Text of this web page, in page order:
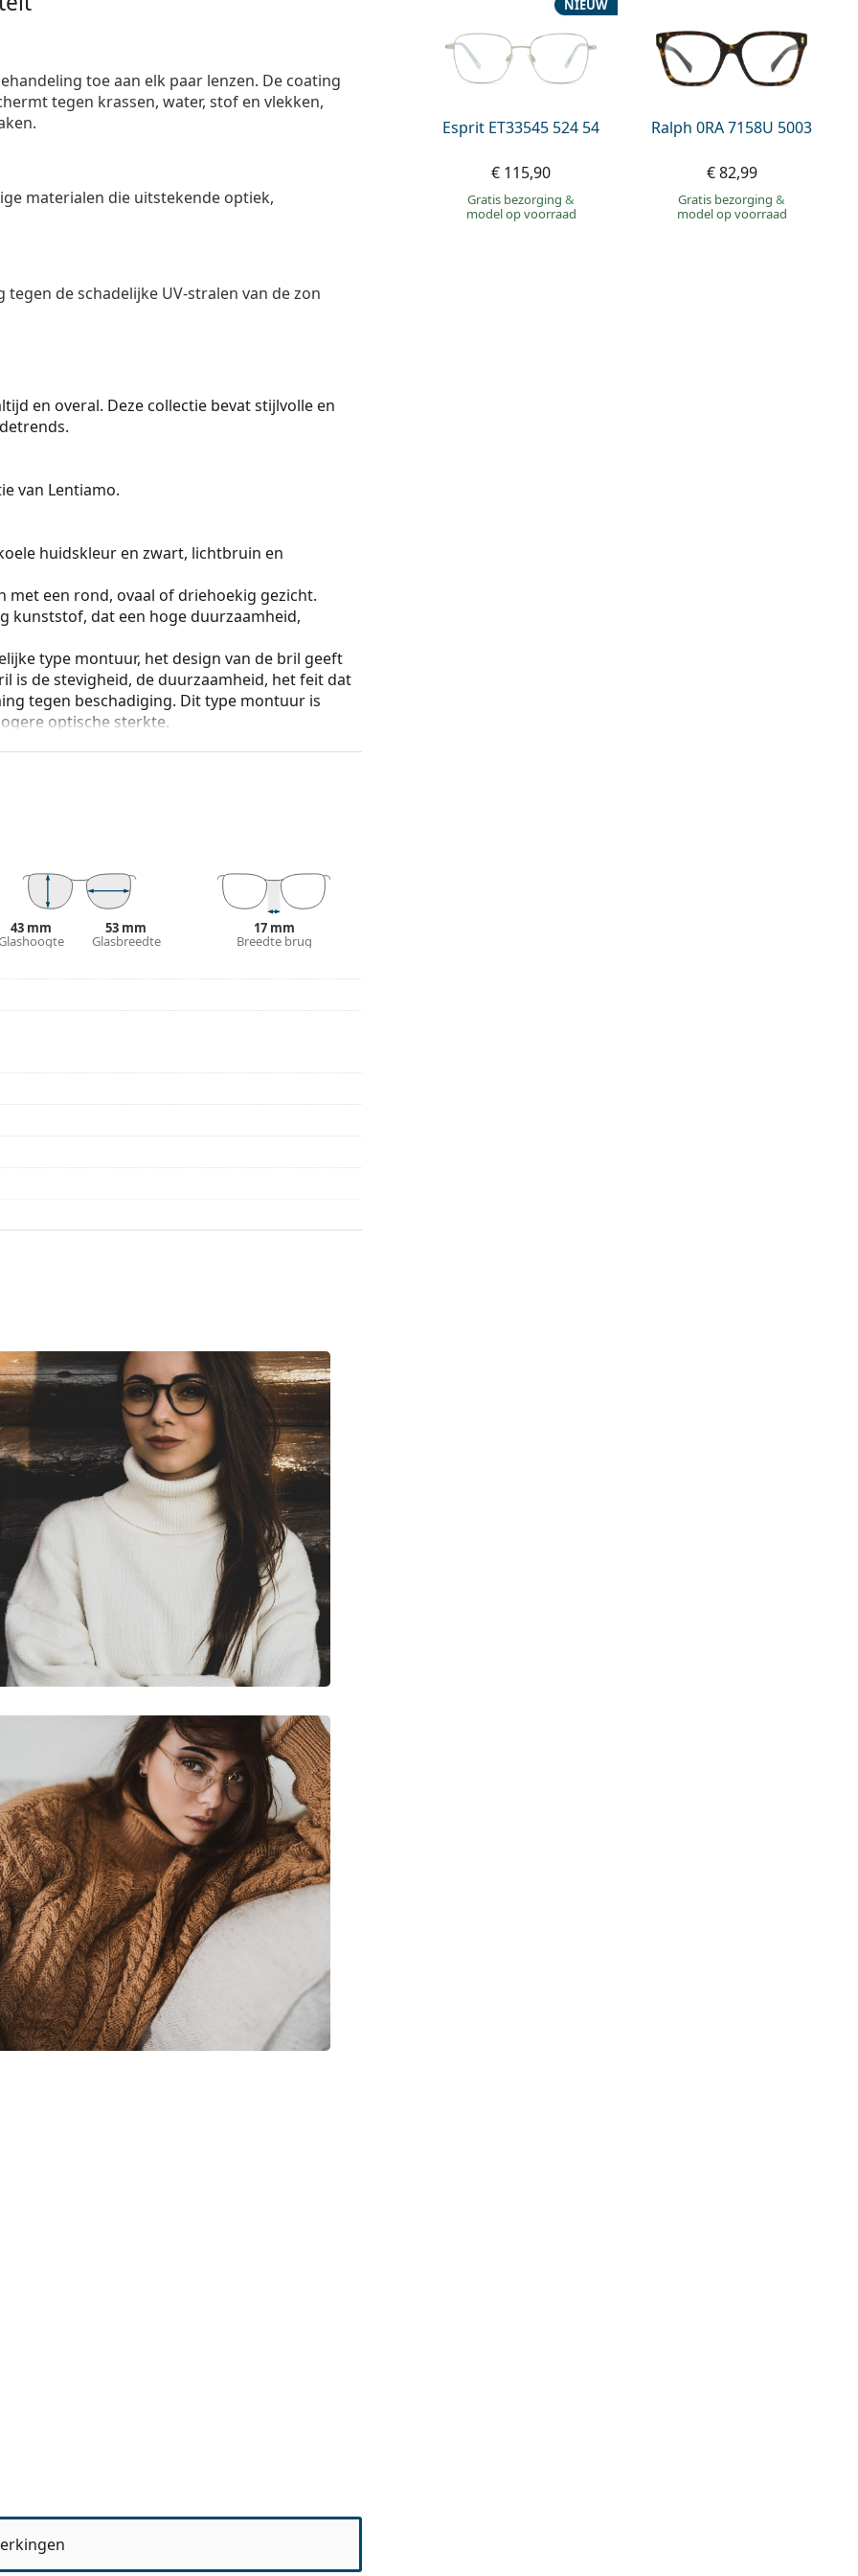
Esprit ET33545 524 54
NIEUW
€ 115,90
Gratis bezorging&
model op voorraad
Ralph 0RA 7158U 5003
€ 82,99
Gratis bezorging&
model op voorraad
toe aan elk paar lenzen. De coating
tegen krassen, water, stof en vlekken,
materialen die uitstekende optiek,
de schadelijke UV-stralen van de zon
en overal. Deze collectie bevat stijlvolle en
van Lentiamo.
huidskleur en zwart, lichtbruin en
een rond, ovaal of driehoekig gezicht.
kunststof, dat een hoge duurzaamheid,
type montuur, het design van de bril geeft
is de stevigheid, de duurzaamheid, het feit dat
tegen beschadiging. Dit type montuur is
optische sterkte.
de koker en het ontwerp kunnen variëren.
van een doekje.
gebruik.
43 mm 53 mm
Glasbreedte
17 mm
Breedte brug